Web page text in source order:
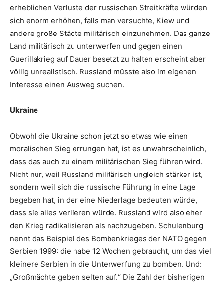
erheblichen Verluste der russischen Streitkräfte würden
sich enorm erhöhen, falls man versuchte, Kiew und
andere große Städte militärisch einzunehmen. Das ganze
Land militärisch zu unterwerfen und gegen einen
Guerillakrieg auf Dauer besetzt zu halten erscheint aber
völlig unrealistisch. Russland müsste also im eigenen
Interesse einen Ausweg suchen.
Ukraine
Obwohl die Ukraine schon jetzt so etwas wie einen
moralischen Sieg errungen hat, ist es unwahrscheinlich,
dass das auch zu einem militärischen Sieg führen wird.
Nicht nur, weil Russland militärisch ungleich stärker ist,
sondern weil sich die russische Führung in eine Lage
begeben hat, in der eine Niederlage bedeuten würde,
dass sie alles verlieren würde. Russland wird also eher
den Krieg radikalisieren als nachzugeben. Schulenburg
nennt das Beispiel des Bombenkrieges der NATO gegen
Serbien 1999: die habe 12 Wochen gebraucht, um das viel
kleinere Serbien in die Unterwerfung zu bomben. Und:
„Großmächte geben selten auf.“ Die Zahl der bisherigen